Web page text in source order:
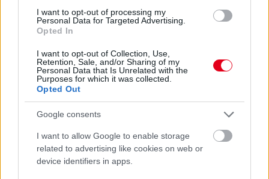
I want to opt-out of processing my
Personal Data for Targeted Advertising.
Opted In
I want to opt-out of Collection, Use,
Retention, Sale, and/or Sharing of my
Personal Data that Is Unrelated with the
Purposes for which it was collected.
Opted Out
Google consents
I want to allow Google to enable storage
related to advertising like cookies on web or
device identifiers in apps.
Egy friss magyar bajnok navigátor és egy nagy visszatérő pilóta:
ott lesz a horvátországi Eb-futamon a Vincze–Németh páros,
ők beszélnek célokról, tervekről, érzésekről a Formula
részletek
előző hírek
Hallgasd meg a Formula Podcast
legfrissebb adását!